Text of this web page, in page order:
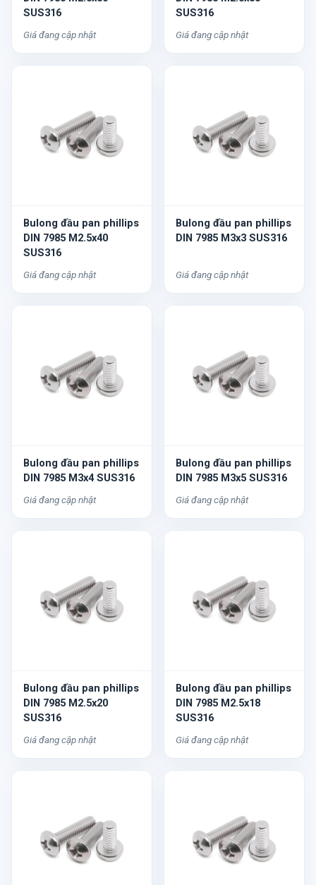
SUS316
Giá đang cập nhật
SUS316
Giá đang cập nhật
Bulong đầu pan phillips
DIN 7985 M2.5x40
SUS316
Giá đang cập nhật
Bulong đầu pan phillips
DIN 7985 M3x3 SUS316
Giá đang cập nhật
Bulong đầu pan phillips
DIN 7985 M3x4 SUS316
Giá đang cập nhật
Bulong đầu pan phillips
DIN 7985 M3x5 SUS316
Giá đang cập nhật
Bulong đầu pan phillips
DIN 7985 M2.5x20
SUS316
Giá đang cập nhật
Bulong đầu pan phillips
DIN 7985 M2.5x18
SUS316
Giá đang cập nhật